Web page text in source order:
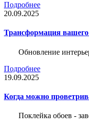
Подробнее
20.09.2025
Трансформация вашего
Обновление
Подробнее
19.09.2025
Когда можно
Поклейка обоев -